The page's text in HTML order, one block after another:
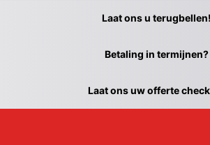
Laat ons u terugbellen!
Betaling in termijnen?
Laat ons uw offerte